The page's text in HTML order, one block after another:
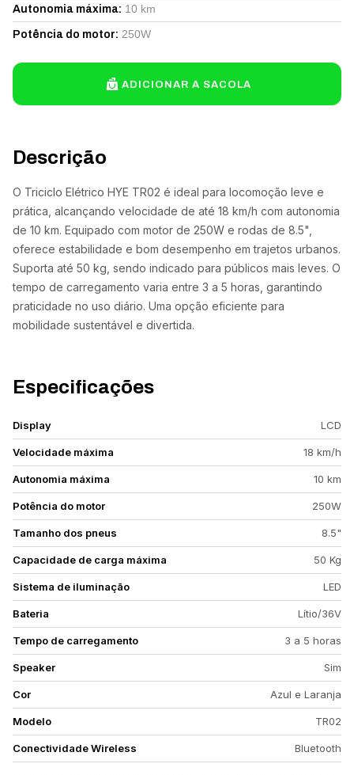
Descrição
O Triciclo Elétrico HYE TR02 é ideal para locomoção leve e
prática, alcançando velocidade de até 18 km/h com autonomia
de 10 km. Equipado com motor de 250W e rodas de 8.5",
oferece estabilidade e bom desempenho em trajetos urbanos.
Suporta até 50 kg, sendo indicado para públicos mais leves. O
tempo de carregamento varia entre 3 a 5 horas, garantindo
praticidade no uso diário. Uma opção eficiente para
mobilidade sustentável e divertida.
Especificações
Display LCD
Velocidade máxima 18 km/h
Autonomia máxima 10 km
Potência do motor 250W
Tamanho dos pneus 8.5"
Capacidade de carga máxima 50 Kg
Sistema de iluminação LED
Bateria Lítio/36V
Tempo de carregamento 3 a 5 horas
Speaker Sim
Cor Azul e Laranja
Modelo TR02
Conectividade Wireless Bluetooth
Autonomia máxima: 10 km
Potência do motor: 250W
ADICIONAR A SACOLA